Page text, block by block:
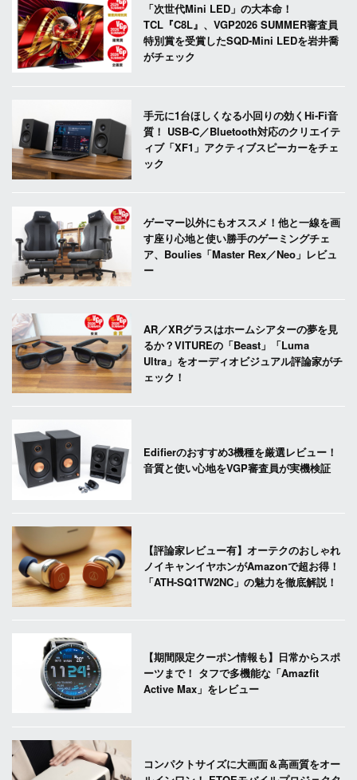
「次世代Mini LED」の大本命！
TCL『C8L』、VGP2026 SUMMER審査員
特別賞を受賞したSQD-Mini LEDを岩井喬
がチェック
手元に1台ほしくなる小回りの効くHi-Fi音
質！ USB-C／Bluetooth対応のクリエイテ
ィブ「XF1」アクティブスピーカーをチェ
ック
ゲーマー以外にもオススメ！他と一線を画
す座り心地と使い勝手のゲーミングチェ
ア、Boulies「Master Rex／Neo」レビュ
ー
AR／XRグラスはホームシアターの夢を見
るか？VITUREの「Beast」「Luma
Ultra」をオーディオビジュアル評論家がチ
ェック！
Edifierのおすすめ3機種を厳選レビュー！
音質と使い心地をVGP審査員が実機検証
【評論家レビュー有】オーテクのおしゃれ
ノイキャンイヤホンがAmazonで超お得！
「ATH-SQ1TW2NC」の魅力を徹底解説！
【期間限定クーポン情報も】日常からスポ
ーツまで！ タフで多機能な「Amazfit
Active Max」をレビュー
コンパクトサイズに大画面＆高画質をオー